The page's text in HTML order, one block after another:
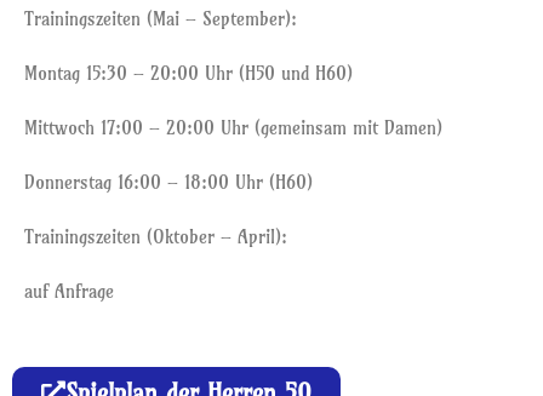
Trainingszeiten (Mai – September):
Montag 15:30 – 20:00 Uhr (H50 und H60)
Mittwoch 17:00 – 20:00 Uhr (gemeinsam mit Damen)
Donnerstag 16:00 – 18:00 Uhr (H60)
Trainingszeiten (Oktober – April):
auf Anfrage